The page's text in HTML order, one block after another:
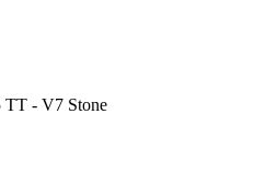
- V7 Stone